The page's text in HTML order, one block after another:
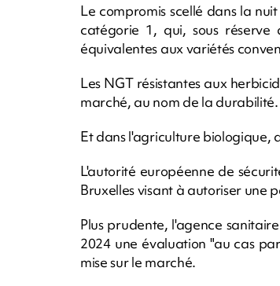
Le compromis scellé dans la
catégorie 1, qui, sous réserve
équivalentes aux variétés
Les NGT résistantes aux
marché, au nom de la durabilité.
Et dans l'agriculture biologique,
L'autorité européenne de
Bruxelles visant à autoriser une
Plus prudente, l'agence
2024 une évaluation "au cas
mise sur le marché.